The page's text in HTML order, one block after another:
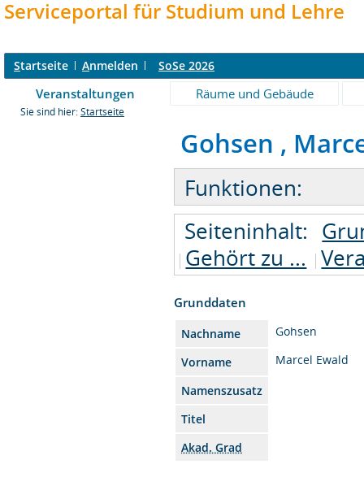
Serviceportal für Studium und Lehre
Startseite Anmelden SoSe 2026
Veranstaltungen Räume und Gebäude
Sie sind hier: Startseite
Gohsen ,
Funktionen:
Seiteninhalt:
Gehört zu ...
Grunddaten
Nachname
Gohsen
Vorname
Marcel Ewald
Namenszusatz
Titel
Akad. Grad